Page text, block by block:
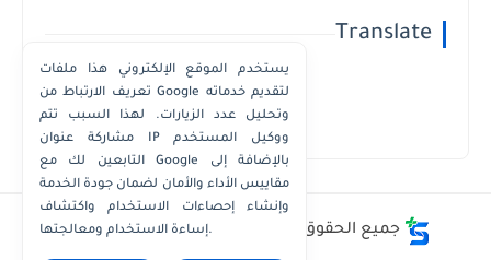
Translate
Powered by Translate
جميع الحقوق محفوظة © أفضل - أسعار - أرقام
يستخدم الموقع الإلكتروني هذا ملفات
تعريف الارتباط من Google لتقديم خدماته
وتحليل عدد الزيارات. لهذا السبب تتم
مشاركة عنوان IP ووكيل المستخدم
التابعين لك مع Google بالإضافة إلى
مقاييس الأداء والأمان لضمان جودة الخدمة
وإنشاء إحصاءات الاستخدام واكتشاف
إساءة الاستخدام ومعالجتها.